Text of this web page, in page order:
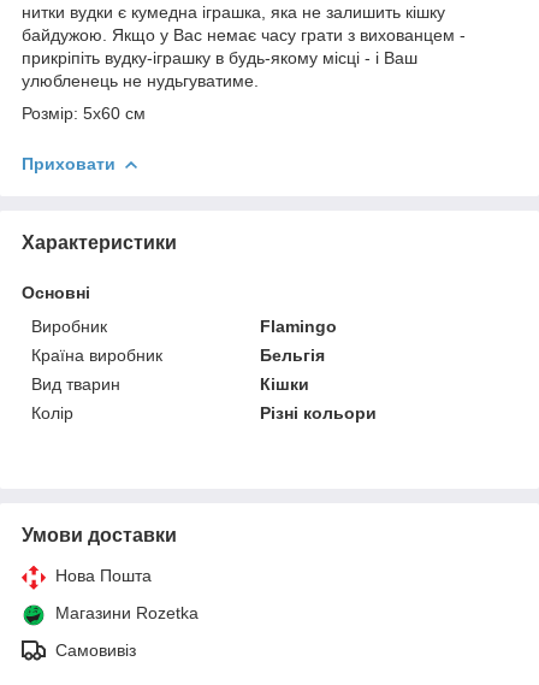
нитки вудки є кумедна іграшка, яка не залишить кішку
байдужою. Якщо у Вас немає часу грати з вихованцем -
прикріпіть вудку-іграшку в будь-якому місці - і Ваш
улюбленець не нудьгуватиме.
Розмір: 5х60 см
Приховати
Характеристики
Основні
Виробник
Flamingo
Країна виробник
Бельгія
Вид тварин
Кішки
Колір
Різні кольори
Умови доставки
Нова Пошта
Магазини Rozetka
Самовивіз